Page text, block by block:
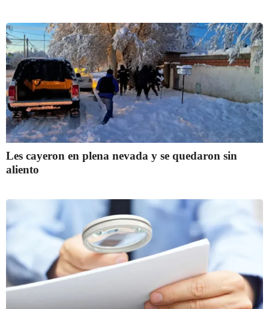
Les cayeron en plena nevada y se quedaron sin
aliento